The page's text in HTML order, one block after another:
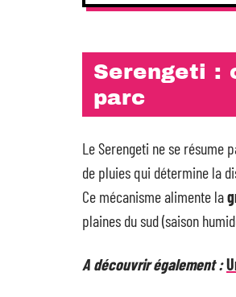
Serengeti :
parc
Le Serengeti ne se résume
de pluies qui détermine la
Ce mécanisme alimente la
plaines du sud (saison
A découvrir également :